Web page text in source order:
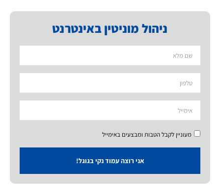
ניהול מוניטין באינטרנט
מעוניין לקבל הטבות ומבצעים באימייל
אני רוצה עמוד נקי בגוגל!